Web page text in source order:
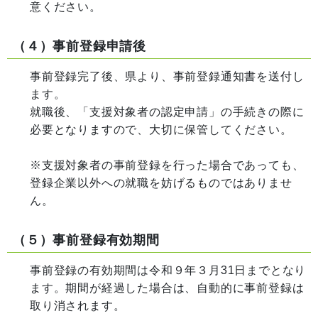
意ください。
（４）事前登録申請後
事前登録完了後、県より、事前登録通知書を送付し
ます。
就職後、「支援対象者の認定申請」の手続きの際に
必要となりますので、大切に保管してください。
※支援対象者の事前登録を行った場合であっても、
登録企業以外への就職を妨げるものではありませ
ん。
（５）事前登録有効期間
事前登録の有効期間は令和９年３月31日までとなり
ます。期間が経過した場合は、自動的に事前登録は
取り消されます。